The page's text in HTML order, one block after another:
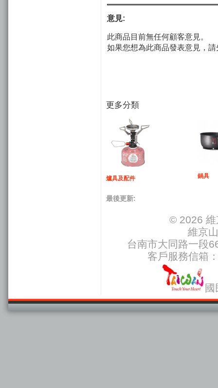
意見:
此商品目前無任何顧客意見。
如果您想為此商品發表意見，
更多分類
爐具及配件 鍋具
最後更新:
© 2026 維
維京
台南市大同路一段
客戶服務信箱
國